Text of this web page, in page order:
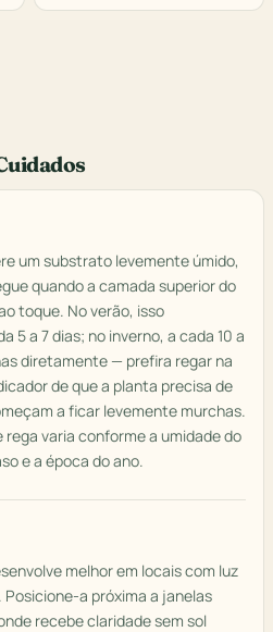
um substrato levemente úmido,
quando a camada superior do
toque. No verão, isso
5 a 7 dias; no inverno, a cada 10 a
diretamente — prefira regar na
de que a planta precisa de
a ficar levemente murchas.
varia conforme a umidade do
e a época do ano.
melhor em locais com luz
a próxima a janelas
recebe claridade sem sol